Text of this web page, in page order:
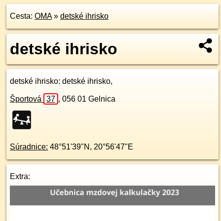
Cesta: OMA» detské ihrisko
detské ihrisko
detské ihrisko: detské ihrisko,
Športová 37 , 056 01 Gelnica
Súradnice: 48°51'39"N , 20°56'47"E
Extra: